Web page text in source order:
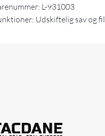
L-931003
Udskiftelig sav og fil